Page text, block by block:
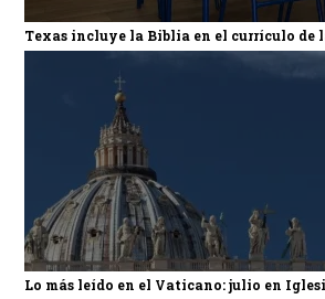
Texas incluye la Biblia en el currículo de
Lo más leído en el Vaticano: julio en